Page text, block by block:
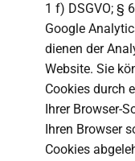
1 f) DSGVO; §
Google
dienen der
Website. Sie
Cookies durch
Ihrer Browser-
Ihren Browser
Cookies